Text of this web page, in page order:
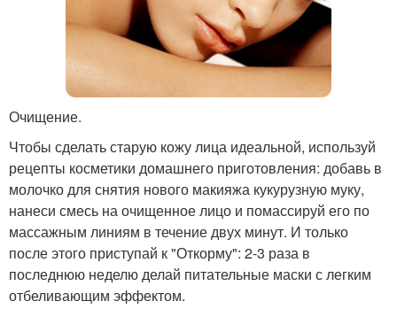
Очищение.
Чтобы сделать старую кожу лица идеальной, используй
рецепты косметики домашнего приготовления: добавь в
молочко для снятия нового макияжа кукурузную муку,
нанеси смесь на очищенное лицо и помассируй его по
массажным линиям в течение двух минут. И только
после этого приступай к "Откорму": 2-3 раза в
последнюю неделю делай питательные маски с легким
отбеливающим эффектом.